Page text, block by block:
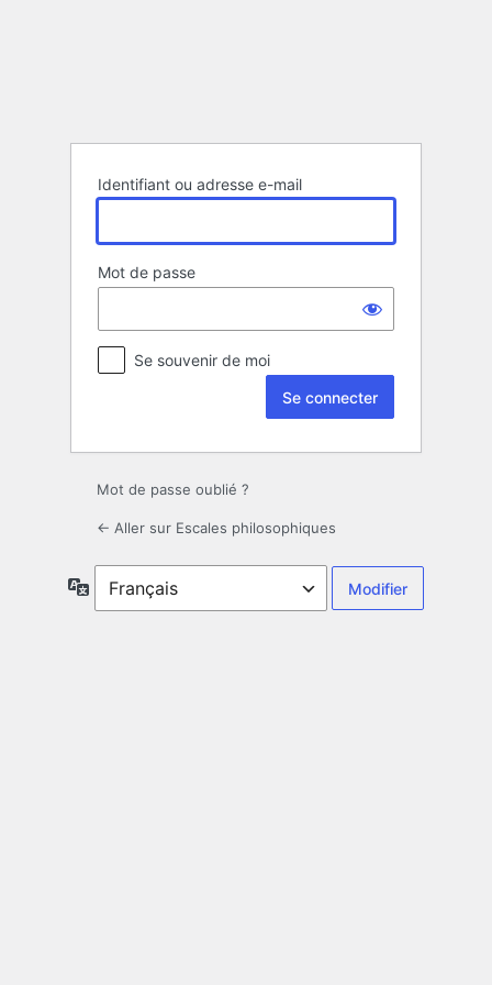
Identifiant ou adresse e-mail
Mot de passe
Se souvenir de moi
Mot de passe oublié ?
← Aller sur Escales philosophiques
Langue